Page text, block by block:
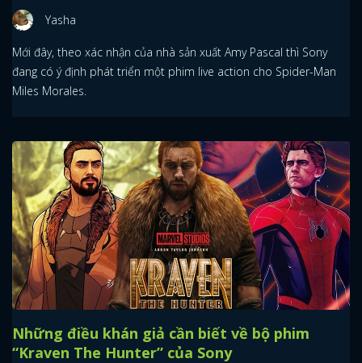
Yasha
Mới đây, theo xác nhận của nhà sản xuất Amy Pascal thì Sony
đang có ý định phát triển một phim live action cho Spider-Man
Miles Morales.
Những điều khán giả cần biết về bộ phim
“Kraven The Hunter” của Sony